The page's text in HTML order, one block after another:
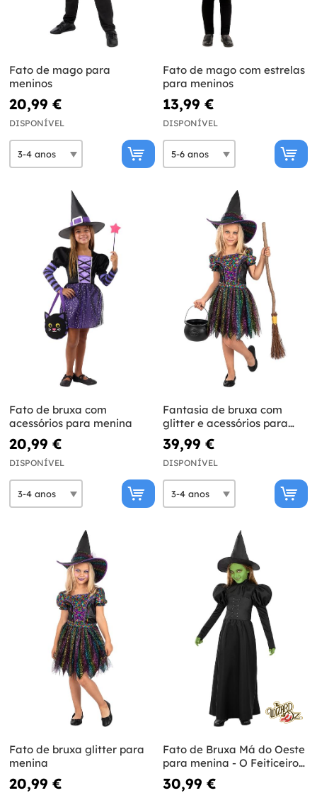
Fato de mago para
meninos
20,99 €
DISPONÍVEL
Fato de mago com estrelas
para meninos
13,99 €
DISPONÍVEL
Fato de bruxa com
acessórios para menina
20,99 €
DISPONÍVEL
Fantasia de bruxa com
glitter e acessórios para
menina
39,99 €
DISPONÍVEL
Fato de bruxa glitter para
menina
20,99 €
Fato de Bruxa Má do Oeste
para menina - O Feiticeiro
de Oz
30,99 €